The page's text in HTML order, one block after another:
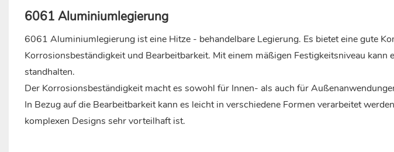
6061 Aluminiumlegierung
6061 Aluminiumlegierung ist eine Hitze - behandelbare Legierung. Es bietet eine gute
Korrosionsbeständigkeit und Bearbeitbarkeit. Mit einem mäßigen Festigkeitsniveau kann
standhalten.
Der Korrosionsbeständigkeit macht es sowohl für Innen- als auch für
In Bezug auf die Bearbeitbarkeit kann es leicht in verschiedene Formen verarbeitet
komplexen Designs sehr vorteilhaft ist.